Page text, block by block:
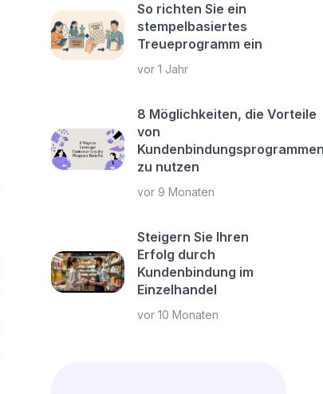
So richten Sie ein
stempelbasiertes
Treueprogramm ein
vor 1 Jahr
8 Möglichkeiten, die Vorteile
von
zu nutzen
vor 9 Monaten
Steigern Sie Ihren
Erfolg durch
Kundenbindung im
Einzelhandel
vor 10 Monaten